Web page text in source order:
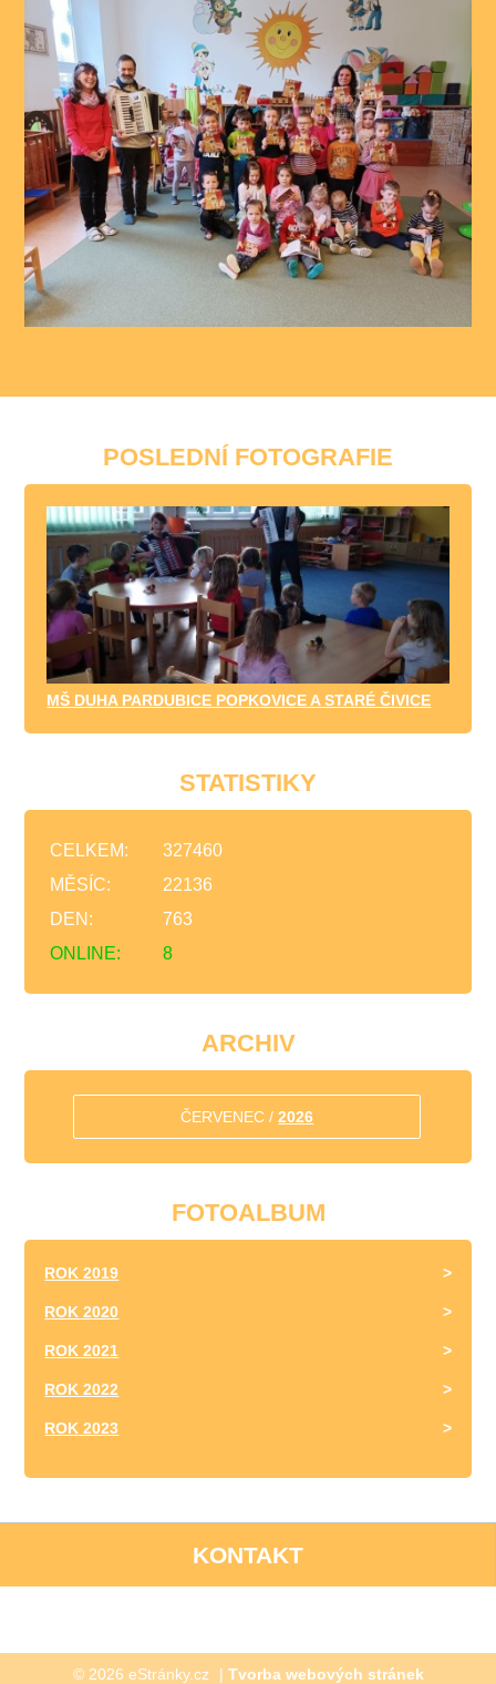
POSLEDNÍ FOTOGRAFIE
MŠ DUHA PARDUBICE POPKOVICE A STARÉ ČIVICE
STATISTIKY
ONLINE: 8
CELKEM:
327460
MĚSÍC:
22136
DEN:
763
ARCHIV
ČERVENEC /2026
FOTOALBUM
ROK 2019
ROK 2020
ROK 2021
ROK 2022
ROK 2023
KONTAKT
© 2026 eStránky.cz | Tvorba webových stránek